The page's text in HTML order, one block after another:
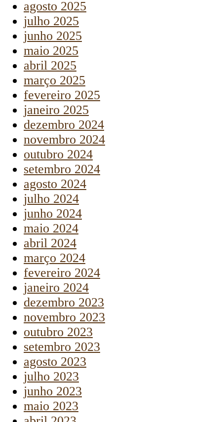
agosto 2025
julho 2025
junho 2025
maio 2025
abril 2025
março 2025
fevereiro 2025
janeiro 2025
dezembro 2024
novembro 2024
outubro 2024
setembro 2024
agosto 2024
julho 2024
junho 2024
maio 2024
abril 2024
março 2024
fevereiro 2024
janeiro 2024
dezembro 2023
novembro 2023
outubro 2023
setembro 2023
agosto 2023
julho 2023
junho 2023
maio 2023